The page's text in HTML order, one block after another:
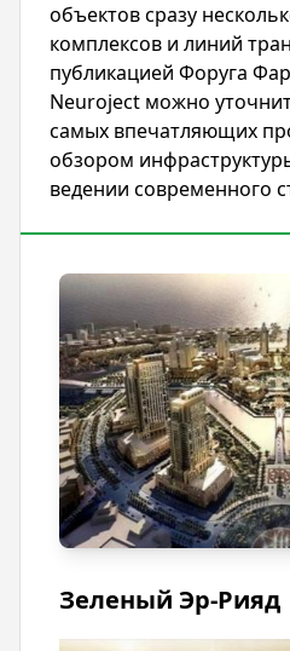
объектов сразу
комплексов и линий
публикацией Форуга
Neuroject можно
самых впечатляющих
обзором
ведении современного
Зеленый Эр-Рияд